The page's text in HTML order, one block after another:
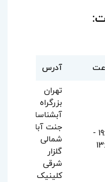
آدرس
19:00 -
تهران
بزرگراه
آبشناسان
جنت آباد
شمالی
گلزار
شرقی
کلینیک